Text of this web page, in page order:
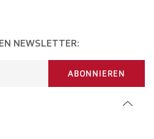
NEWSLETTER:
ABONNIEREN